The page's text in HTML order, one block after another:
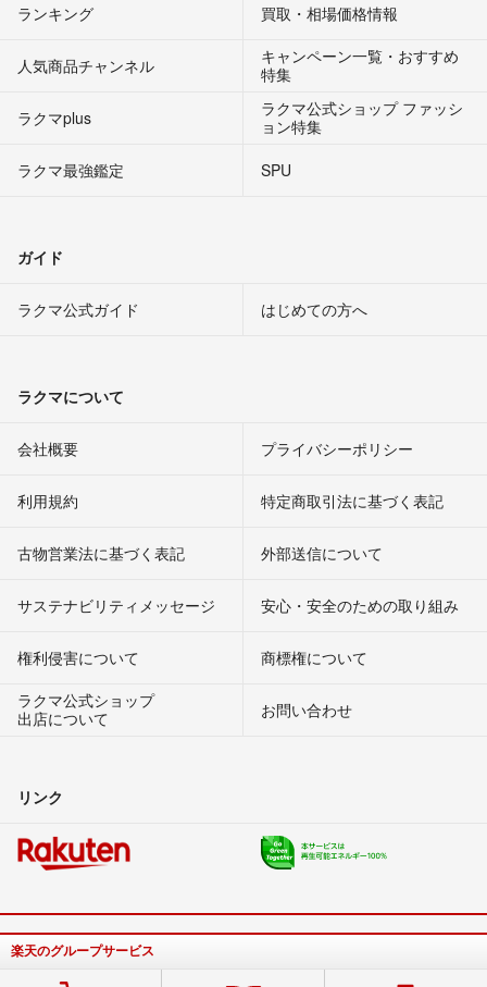
ランキング 買取・相場価格情報
人気商品チャンネル
キャンペーン一覧・おすすめ
特集
ラクマplus
ラクマ公式ショップ ファッシ
ョン特集
ラクマ最強鑑定
SPU
ガイド
ラクマ公式ガイド はじめての方へ
ラクマについて
会社概要 プライバシーポリシー
利用規約 特定商取引法に基づく表記
古物営業法に基づく表記 外部送信について
サステナビリティメッセージ 安心・安全のための取り組み
権利侵害について
商標権について
ラクマ公式ショップ
出店について
お問い合わせ
リンク
楽天のグループサービス